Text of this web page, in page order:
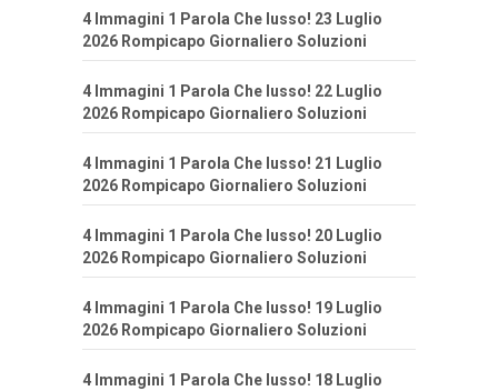
4 Immagini 1 Parola Che lusso! 23 Luglio
2026 Rompicapo Giornaliero Soluzioni
4 Immagini 1 Parola Che lusso! 22 Luglio
2026 Rompicapo Giornaliero Soluzioni
4 Immagini 1 Parola Che lusso! 21 Luglio
2026 Rompicapo Giornaliero Soluzioni
4 Immagini 1 Parola Che lusso! 20 Luglio
2026 Rompicapo Giornaliero Soluzioni
4 Immagini 1 Parola Che lusso! 19 Luglio
2026 Rompicapo Giornaliero Soluzioni
4 Immagini 1 Parola Che lusso! 18 Luglio